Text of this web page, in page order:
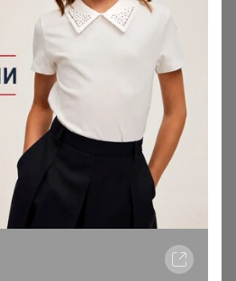
ЦР, заказы туда
Мамино солнышко
со мной.
и не отписываетесь, когда
его в Центральный ЦР
не извещаю
дополнительные ЦР города
не более 10кг, размер
посмотреть на сайте ИКЕА, в
размер и вес упаковки.
будет превышать габарит,
основной, если вы не